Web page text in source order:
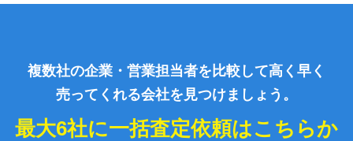
複数社の企業・営業担当者を比較して高く早く
売ってくれる会社を見つけましょう。
最大6社に一括査定依頼はこちらか